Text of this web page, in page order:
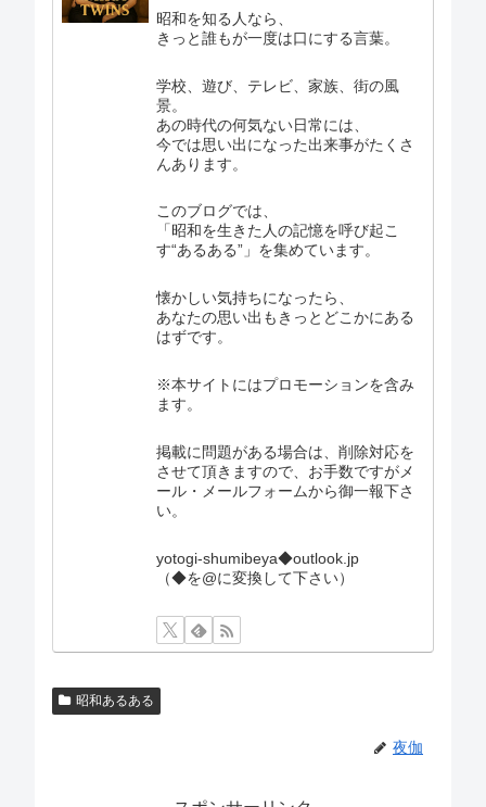
昭和を知る人なら、
きっと誰もが一度は口にする言葉。
学校、遊び、テレビ、家族、街の風
景。
あの時代の何気ない日常には、
今では思い出になった出来事がたくさ
んあります。
このブログでは、
「昭和を生きた人の記憶を呼び起こ
す“あるある”」を集めています。
懐かしい気持ちになったら、
あなたの思い出もきっとどこかにある
はずです。
※本サイトにはプロモーションを含み
ます。
掲載に問題がある場合は、削除対応を
させて頂きますので、お手数ですがメ
ール・メールフォームから御一報下さ
い。
yotogi-shumibeya◆outlook.jp
（◆を@に変換して下さい）
昭和あるある
夜伽